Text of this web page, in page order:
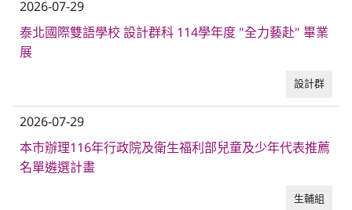
2026-07-29
泰北國際雙語學校 設計群科 114學年度 "全力藝赴" 畢業
展
設計群
2026-07-29
本市辦理116年行政院及衛生福利部兒童及少年代表推薦
名單遴選計畫
生輔組
技術型高中